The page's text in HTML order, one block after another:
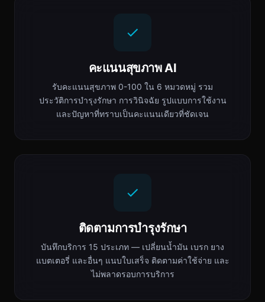
คะแนนสุขภาพ AI
รับคะแนนสุขภาพ 0-100 ใน 6 หมวดหมู่ รวม
ประวัติการบำรุงรักษา การวินิจฉัย รูปแบบการใช้งาน
และปัญหาที่ทราบเป็นคะแนนเดียวที่ชัดเจน
ติดตามการบำรุงรักษา
บันทึกบริการ 15 ประเภท — เปลี่ยนน้ำมัน เบรก ยาง
แบตเตอรี่ และอื่นๆ แนบใบเสร็จ ติดตามค่าใช้จ่าย และ
ไม่พลาดรอบการบริการ